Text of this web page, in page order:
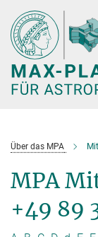
Hauptinhalt
Über das MPA
MPA
+49 89